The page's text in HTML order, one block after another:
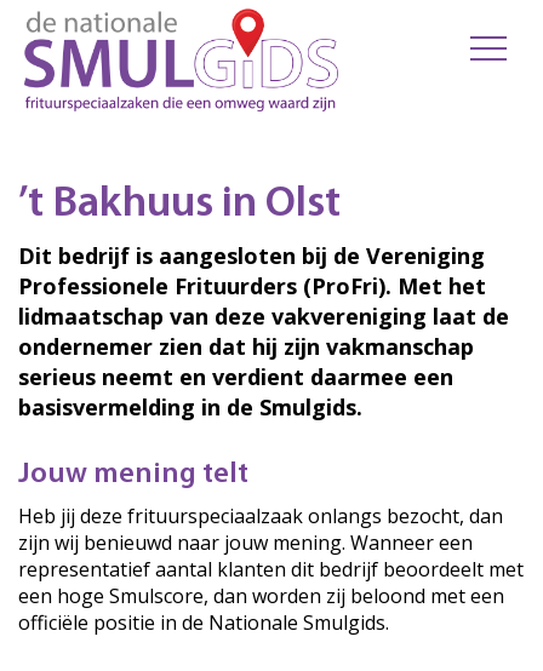
’t Bakhuus in Olst
Dit bedrijf is aangesloten bij de Vereniging
Professionele Frituurders (ProFri). Met het
lidmaatschap van deze vakvereniging laat de
ondernemer zien dat hij zijn vakmanschap
serieus neemt en verdient daarmee een
basisvermelding in de Smulgids.
Jouw mening telt
Heb jij deze frituurspeciaalzaak onlangs bezocht, dan
zijn wij benieuwd naar jouw mening. Wanneer een
representatief aantal klanten dit bedrijf beoordeelt met
een hoge Smulscore, dan worden zij beloond met een
officiële positie in de Nationale Smulgids.